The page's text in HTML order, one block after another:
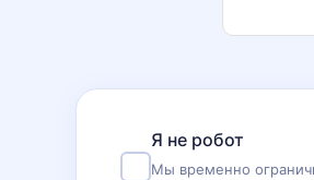
Я не робот
Мы временно